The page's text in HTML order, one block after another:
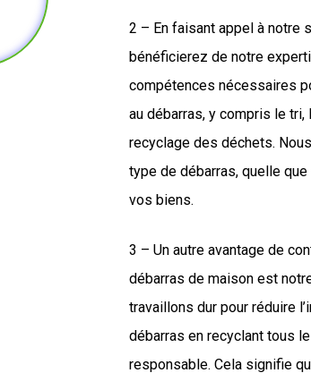
2 – En faisant appel à notre
bénéficierez de notre
compétences nécessaires
au débarras, y compris le tri,
recyclage des déchets.
type de débarras, quelle
vos biens.
3 – Un autre avantage de
débarras de maison est
travaillons dur pour réduire
débarras en recyclant tous
responsable. Cela signifie